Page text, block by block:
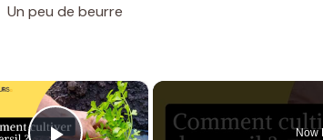
Un peu de beurre
×
Now